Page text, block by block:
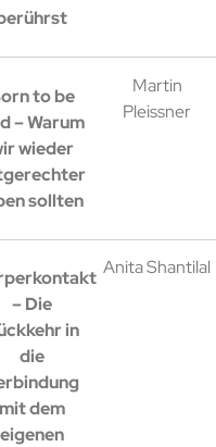
to be
– Warum
wieder
sollten
Martin
Pleissner
– Die
in
die
mit dem
eigenen
Anita Shantilal